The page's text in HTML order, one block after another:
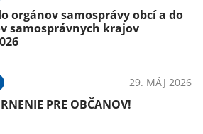
orgánov samosprávy obcí a do
samosprávnych krajov
29. MÁJ 2026
PRE OBČANOV!